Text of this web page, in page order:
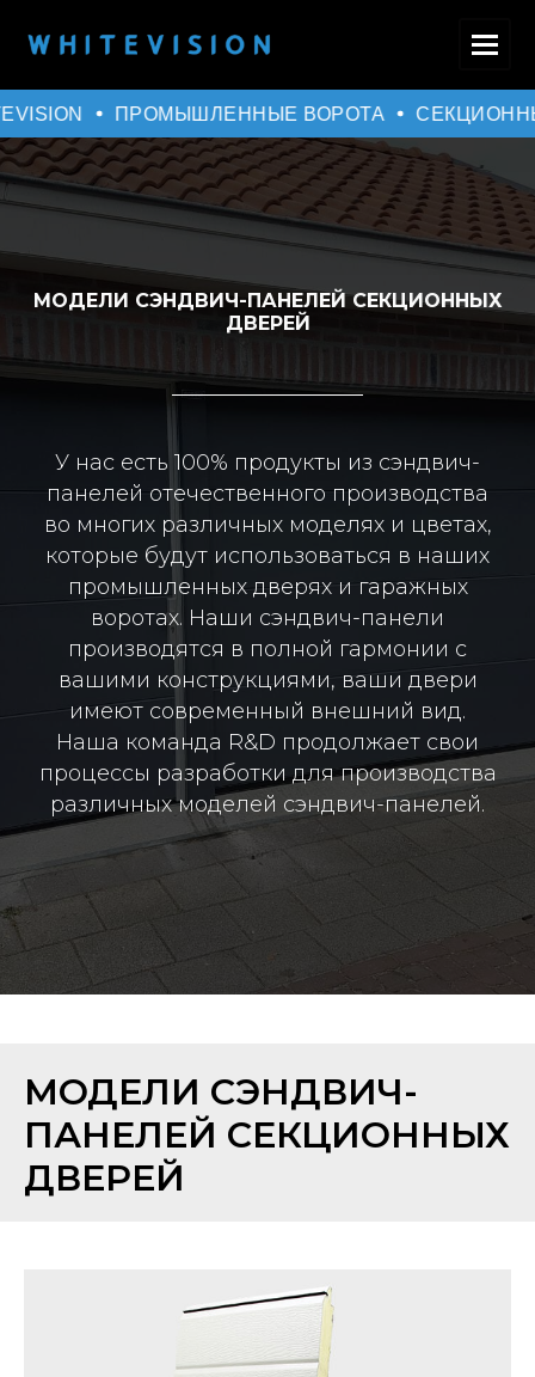
ПРОМЫШЛЕННЫЕ ВОРОТА
МОДЕЛИ СЭНДВИЧ-ПАНЕЛЕЙ СЕКЦИОННЫХ
ДВЕРЕЙ
У нас есть 100% продукты из сэндвич-
панелей отечественного производства
во многих различных моделях и цветах,
которые будут использоваться в наших
промышленных дверях и гаражных
воротах. Наши сэндвич-панели
производятся в полной гармонии с
вашими конструкциями, ваши двери
имеют современный внешний вид.
Наша команда R&D продолжает свои
процессы разработки для производства
различных моделей сэндвич-панелей.
МОДЕЛИ СЭНДВИЧ-
ПАНЕЛЕЙ СЕКЦИОННЫХ
ДВЕРЕЙ